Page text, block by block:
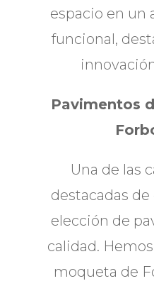
espacio en un
funcional,
Pavimentos
Una de las
destacadas
elección de
calidad.
moqueta de